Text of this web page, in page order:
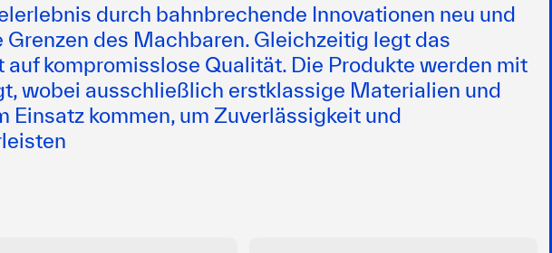
durch bahnbrechende Innovationen neu und
des Machbaren. Gleichzeitig legt das
kompromisslose Qualität. Die Produkte werden mit
wobei ausschließlich erstklassige Materialien und
Einsatz kommen, um Zuverlässigkeit und